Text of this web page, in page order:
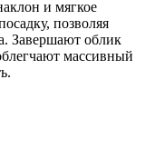
и мягкое
позволяя
Завершают облик
массивный